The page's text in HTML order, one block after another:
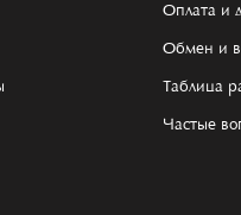
Оплата и
Обмен и
Таблица
Частые